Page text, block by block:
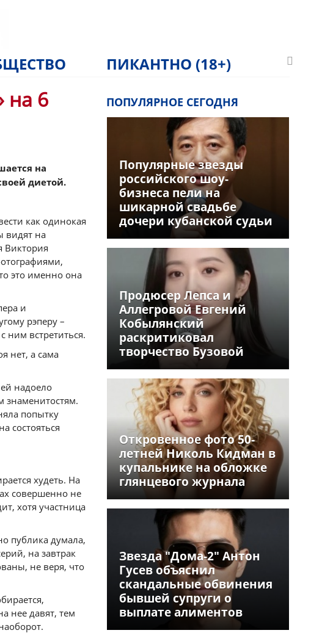
ПИКАНТНО (18+)
на 6
на
диетой.
как одинокая
видят на
Виктория
это именно она
и
рэперу –
ним встретиться.
нет, а сама
надоело
знаменитостям.
попытку
состояться
худеть. На
совершенно не
хотя участница
публика думала,
на завтрак
не веря, что
нее давят, тем
ПОПУЛЯРНОЕ СЕГОДНЯ
Популярные звезды
российского шоу-
бизнеса пели на
шикарной свадьбе
дочери кубанской судьи
Продюсер Лепса и
Аллегровой Евгений
Кобылянский
раскритиковал
творчество Бузовой
Откровенное фото 50-
летней Николь Кидман в
купальнике на обложке
глянцевого журнала
Звезда "Дома-2" Антон
Гусев объяснил
скандальные обвинения
бывшей супруги о
выплате алиментов